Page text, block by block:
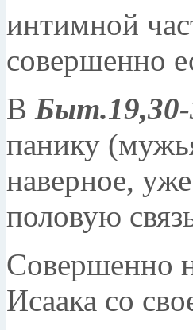
интимной
совершенно
В Быт.19,30-
панику
наверное,
половую
Совершенно
Исаака со